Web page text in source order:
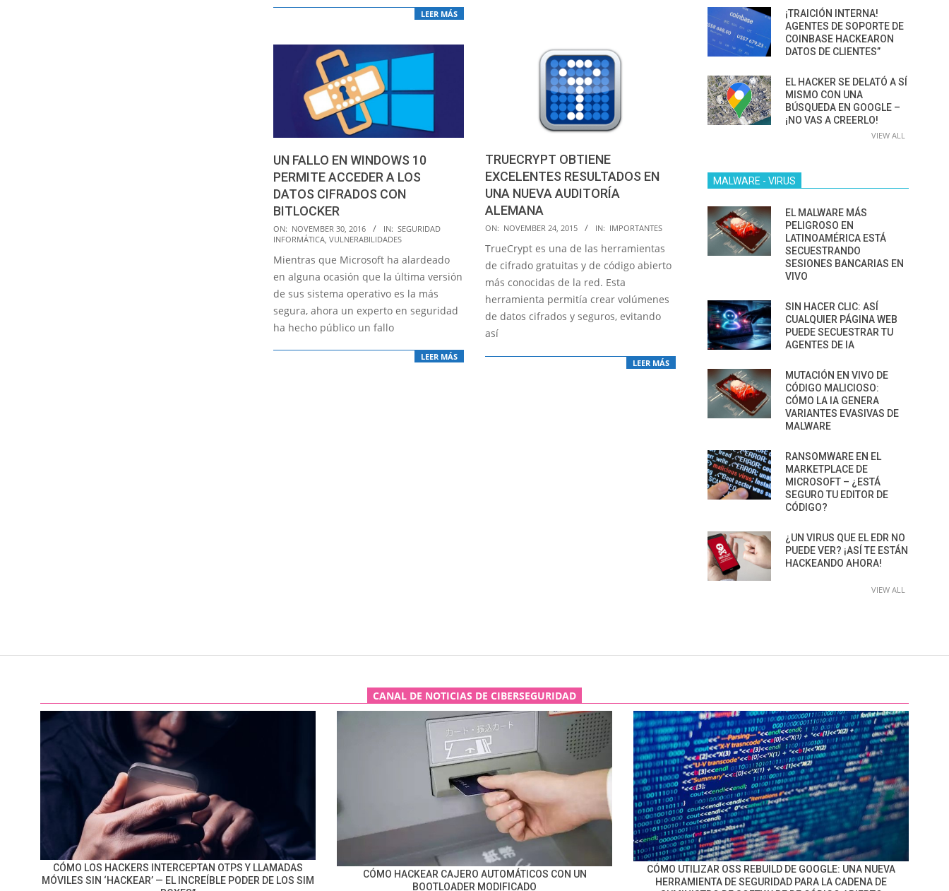
LEER MÁS
UN FALLO EN WINDOWS 10
PERMITE ACCEDER A LOS
DATOS CIFRADOS CON
BITLOCKER
2016-
11-
30
ON: NOVEMBER 30, 2016 IN: SEGURIDAD
INFORMÁTICA VULNERABILIDADES
Mientras que Microsoft ha alardeado
en alguna ocasión que la última versión
de sus sistema operativo es la más
segura, ahora un experto en seguridad
ha hecho público un fallo
LEER MÁS
TRUECRYPT OBTIENE
EXCELENTES RESULTADOS EN
UNA NUEVA AUDITORÍA
ALEMANA
2015-
11-
24
ON: NOVEMBER 24, 2015 IN: IMPORTANTES
TrueCrypt es una de las herramientas
de cifrado gratuitas y de código abierto
más conocidas de la red. Esta
herramienta permitía crear volúmenes
de datos cifrados y seguros, evitando
así
LEER MÁS
¡TRAICIÓN INTERNA!
AGENTES DE SOPORTE DE
COINBASE HACKEARON
DATOS DE CLIENTES”
EL HACKER SE DELATÓ A SÍ
MISMO CON UNA
BÚSQUEDA EN GOOGLE –
¡NO VAS A CREERLO!
VIEW ALL
MALWARE - VIRUS
EL MALWARE MÁS
PELIGROSO EN
LATINOAMÉRICA ESTÁ
SECUESTRANDO
SESIONES BANCARIAS EN
VIVO
SIN HACER CLIC: ASÍ
CUALQUIER PÁGINA WEB
PUEDE SECUESTRAR TU
AGENTES DE IA
MUTACIÓN EN VIVO DE
CÓDIGO MALICIOSO:
CÓMO LA IA GENERA
VARIANTES EVASIVAS DE
MALWARE
RANSOMWARE EN EL
MARKETPLACE DE
MICROSOFT – ¿ESTÁ
SEGURO TU EDITOR DE
CÓDIGO?
¿UN VIRUS QUE EL EDR NO
PUEDE VER? ¡ASÍ TE ESTÁN
HACKEANDO AHORA!
VIEW ALL
CANAL DE NOTICIAS DE CIBERSEGURIDAD
CÓMO LOS HACKERS INTERCEPTAN OTPS Y LLAMADAS
MÓVILES SIN ‘HACKEAR’ — EL INCREÍBLE PODER DE LOS SIM
CÓMO HACKEAR CAJERO AUTOMÁTICOS CON UN
BOOTLOADER MODIFICADO
CÓMO UTILIZAR OSS REBUILD DE GOOGLE: UNA NUEVA
HERRAMIENTA DE SEGURIDAD PARA LA CADENA DE